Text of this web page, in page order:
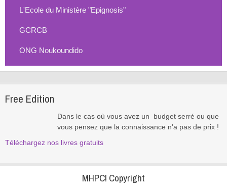
L'Ecole du Ministère "Epignosis"
GCRCB
ONG Noukoundido
Free Edition
Dans le cas où vous avez un budget serré ou que
vous pensez que la connaissance n'a pas de prix !
Téléchargez nos livres gratuits
MHPC! Copyright